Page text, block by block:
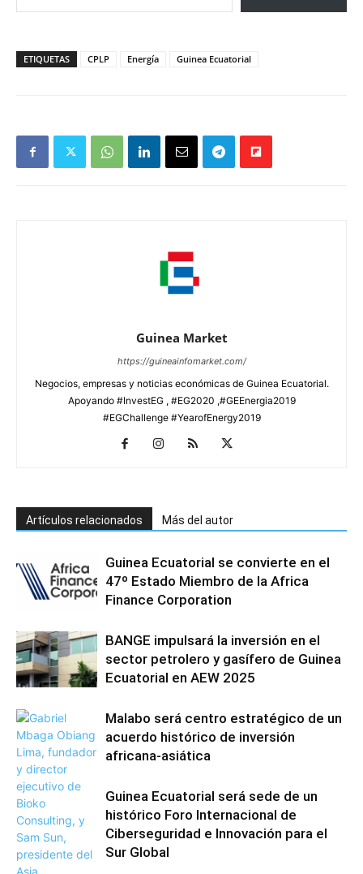
ETIQUETAS CPLP Energía Guinea Ecuatorial
Guinea Market
https://guineainfomarket.com/
Negocios, empresas y noticias económicas de Guinea Ecuatorial.
Apoyando #InvestEG , #EG2020 ,#GEEnergia2019
#EGChallenge #YearofEnergy2019
Artículos relacionados Más del autor
Guinea Ecuatorial se convierte en el
47º Estado Miembro de la Africa
Finance Corporation
BANGE impulsará la inversión en el
sector petrolero y gasífero de Guinea
Ecuatorial en AEW 2025
Malabo será centro estratégico de un
acuerdo histórico de inversión
africana-asiática
Guinea Ecuatorial será sede de un
histórico Foro Internacional de
Ciberseguridad e Innovación para el
Sur Global